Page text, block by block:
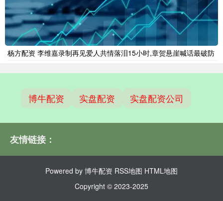
杨方配资 李维嘉录制再见爱人共情落泪15小时,章贺悬崖喊话最破防
博牛配资 实盘配资 实盘配资公司
友情链接：
Powered by 博牛配资 RSS地图 HTML地图
Copyright © 2023-2025